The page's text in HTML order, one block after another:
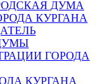
ДУМА
КУРГАНА
ГОРОДА
КУРГАНА